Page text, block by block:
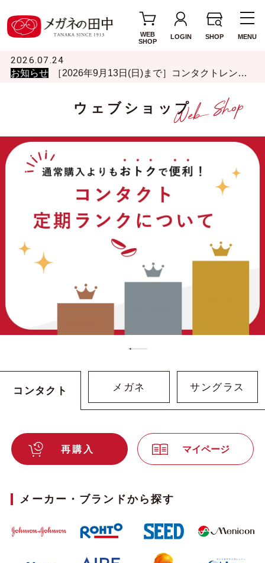
WEB
SHOP
LOGIN SHOP MENU
2026.07.24
お知らせ ［2026年9月13日(日)まで］コンタクトレンズ「はじめて割」キャンペーン開始のお知らせ
ウェブショップ
コンタクト メガネ サングラス
再購入 マイページ
メーカー・ブランドから探す